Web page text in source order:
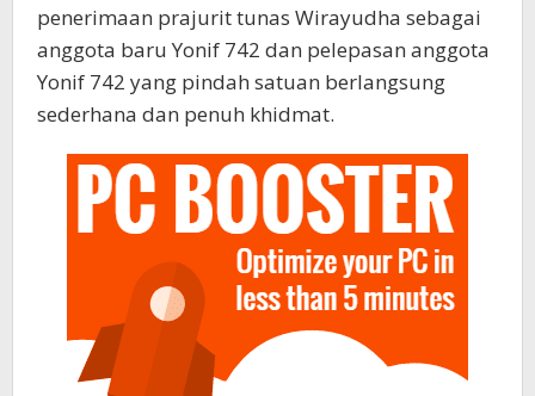
penerimaan prajurit tunas Wirayudha sebagai
anggota baru Yonif 742 dan pelepasan anggota
Yonif 742 yang pindah satuan berlangsung
sederhana dan penuh khidmat.